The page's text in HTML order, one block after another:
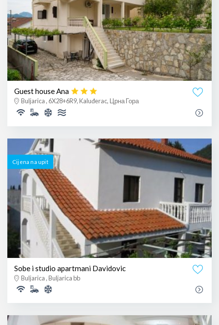
Guest house Ana
Buljarica , 6X28+6R9, Kaluđerac, Црна Гора
Cijena na upit
Sobe i studio apartmani Davidovic
Buljarica , Buljarica bb